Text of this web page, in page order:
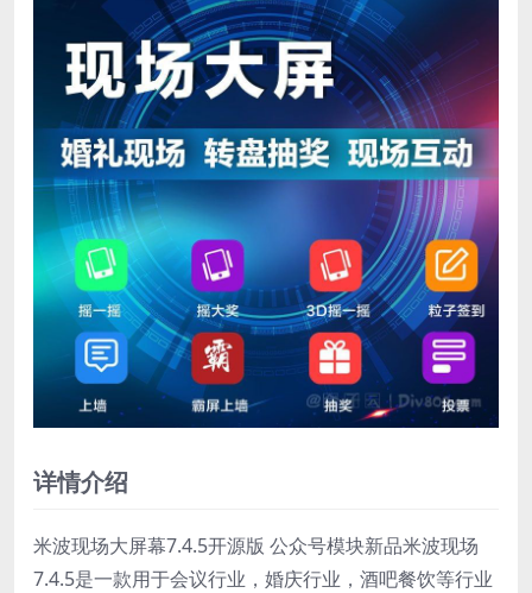
详情介绍
米波现场大屏幕7.4.5开源版 公众号模块新品米波现场
7.4.5是一款用于会议行业，婚庆行业，酒吧餐饮等行业